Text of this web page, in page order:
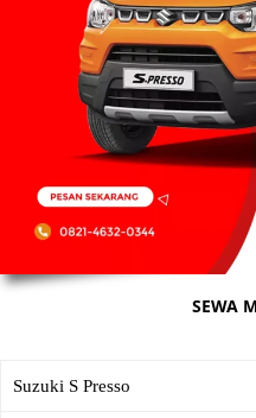
SEWA
Suzuki S Presso